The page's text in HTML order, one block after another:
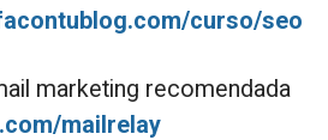
curso/seo
marketing recomendada
mailrelay